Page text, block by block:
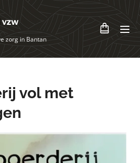
vzw
zorg in Bantan
vol met